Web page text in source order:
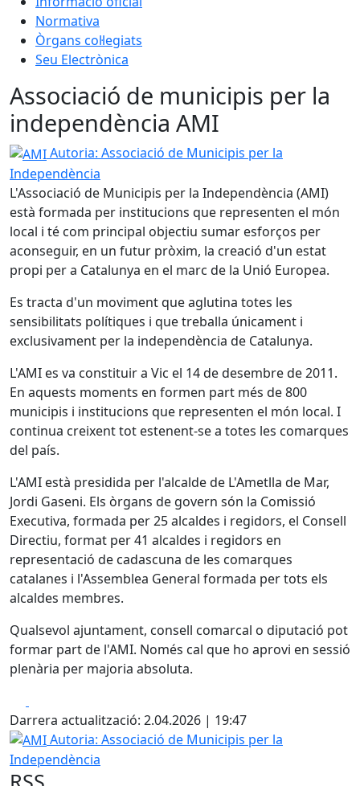
Normativa
Òrgans col·legiats
Seu Electrònica
Associació de municipis per la
independència AMI
AMI
Autoria: Associació de Municipis per la
Independència
L'Associació de Municipis per la Independència (AMI)
està formada per institucions que representen el món
local i té com principal objectiu sumar esforços per
aconseguir, en un futur pròxim, la creació d'un estat
propi per a Catalunya en el marc de la Unió Europea.
Es tracta d'un moviment que aglutina totes les
sensibilitats polítiques i que treballa únicament i
exclusivament per la independència de Catalunya.
L'AMI es va constituir a Vic el 14 de desembre de 2011.
En aquests moments en formen part més de 800
municipis i institucions que representen el món local. I
continua creixent tot estenent-se a totes les comarques
del país.
L'AMI està presidida per l'alcalde de L'Ametlla de Mar,
Jordi Gaseni. Els òrgans de govern són la Comissió
Executiva, formada per 25 alcaldes i regidors, el Consell
Directiu, format per 41 alcaldes i regidors en
representació de cadascuna de les comarques
catalanes i l'Assemblea General formada per tots els
alcaldes membres.
Qualsevol ajuntament, consell comarcal o diputació pot
formar part de l'AMI. Només cal que ho aprovi en sessió
plenària per majoria absoluta.
Darrera actualització: 2.04.2026 | 19:47
AMI
Autoria: Associació de Municipis per la
Independència